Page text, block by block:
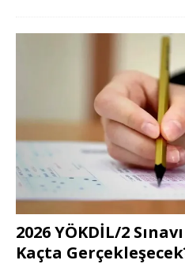
2026 YÖKDİL/2
Kaçta